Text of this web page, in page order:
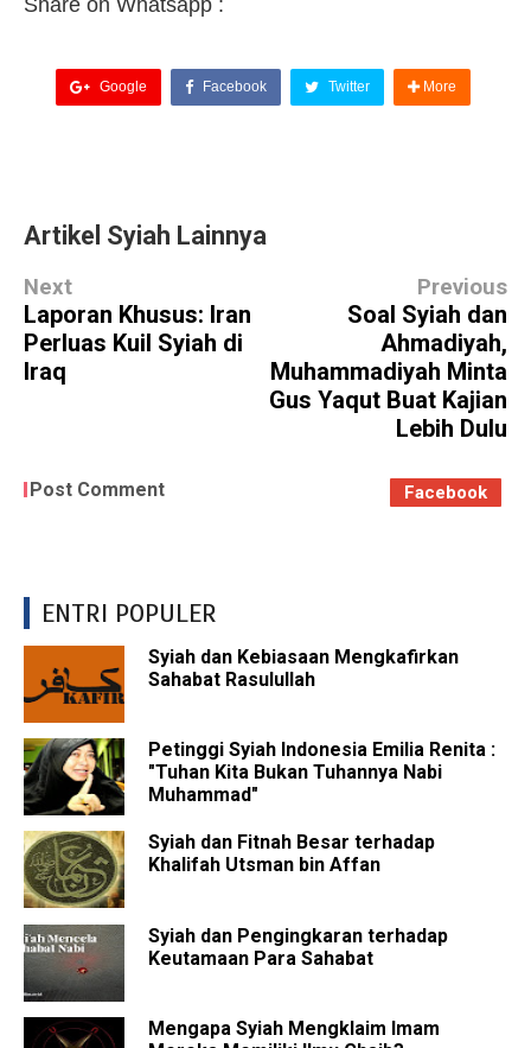
Google Facebook Twitter More
Artikel Syiah Lainnya
Next
Laporan Khusus: Iran
Perluas Kuil Syiah di
Iraq
Previous
Soal Syiah dan
Ahmadiyah,
Muhammadiyah Minta
Gus Yaqut Buat Kajian
Lebih Dulu
Post Comment Facebook
ENTRI POPULER
Syiah dan Kebiasaan Mengkafirkan
Sahabat Rasulullah
Petinggi Syiah Indonesia Emilia Renita :
"Tuhan Kita Bukan Tuhannya Nabi
Muhammad"
Syiah dan Fitnah Besar terhadap
Khalifah Utsman bin Affan
Syiah dan Pengingkaran terhadap
Keutamaan Para Sahabat
Mengapa Syiah Mengklaim Imam